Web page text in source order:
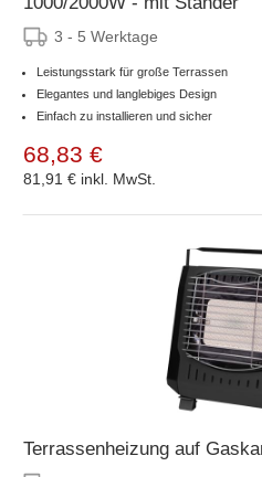
3 - 5 Werktage
Leistungsstark für große Terrassen
Elegantes und langlebiges Design
Einfach zu installieren und sicher
68,83 €
81,91 € inkl. MwSt.
Terrassenheizung auf